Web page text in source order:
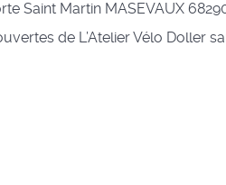
Saint Martin MASEVAUX
de L’Atelier Vélo Doller